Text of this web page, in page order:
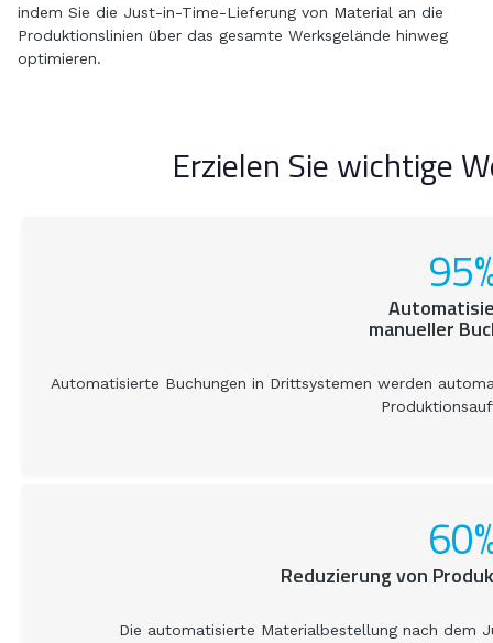
indem Sie die Just-in-Time-Lieferung von Material an die
Produktionslinien über das gesamte Werksgelände hinweg
optimieren.
Erzielen Sie wichtige
manueller
Automatisierte Buchungen in Drittsystemen werden
Reduzierung von
Die automatisierte Materialbestellung nach dem